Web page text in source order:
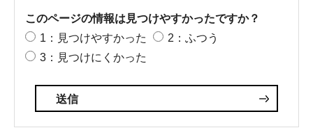
このページの情報は見つけやすかったですか？
1：見つけやすかった
2：ふつう
3：見つけにくかった